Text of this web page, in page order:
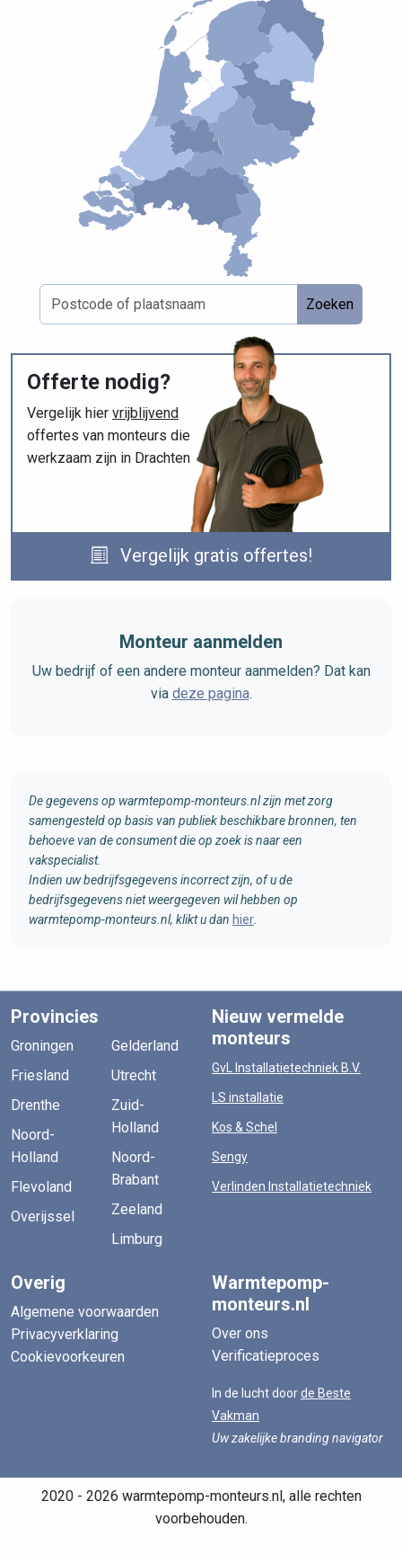
Zoeken
Offerte nodig?
Vergelijk hier vrijblijvend
offertes van monteurs die
werkzaam zijn in Drachten
Vergelijk gratis offertes!
Monteur aanmelden
Uw bedrijf of een andere monteur aanmelden? Dat kan
via deze pagina.
De gegevens op warmtepomp-monteurs.nl zijn met zorg
samengesteld op basis van publiek beschikbare bronnen, ten
behoeve van de consument die op zoek is naar een
vakspecialist.
Indien uw bedrijfsgegevens incorrect zijn, of u de
bedrijfsgegevens niet weergegeven wil hebben op
warmtepomp-monteurs.nl, klikt u dan hier
Provincies
Groningen
Friesland
Drenthe
Noord-
Holland
Flevoland
Overijssel
Gelderland
Utrecht
Zuid-
Holland
Noord-
Brabant
Zeeland
Limburg
Nieuw vermelde
monteurs
GvL Installatietechniek B.V.
LS installatie
Kos & Schel
Sengy
Verlinden Installatietechniek
Overig
Algemene voorwaarden
Privacyverklaring
Cookievoorkeuren
Warmtepomp-
monteurs.nl
Over ons
Verificatieproces
In de lucht doorde Beste
Vakman
Uw zakelijke branding navigator
2020 - 2026 warmtepomp-monteurs.nl, alle rechten
voorbehouden.